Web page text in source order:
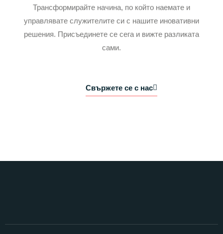
Трансформирайте начина, по който наемате и
управлявате служителите си с нашите иновативни
решения. Присъединете се сега и вижте разликата
сами.
Свържете се с нас